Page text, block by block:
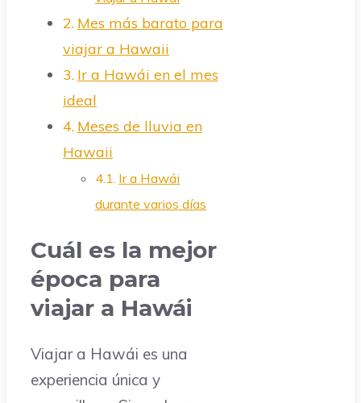
Mes más barato para
viajar a Hawaii
Ir a Hawái en el mes
ideal
Meses de lluvia en
Hawaii
Ir a Hawái
durante varios días
Cuál es la mejor
época para
viajar a Hawái
Viajar a Hawái es una
experiencia única y